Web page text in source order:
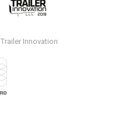
Trailer Innovation